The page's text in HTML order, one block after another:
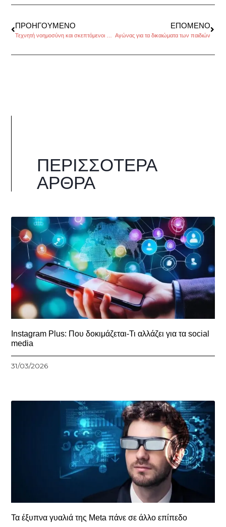
ΠΡΟΗΓΟΎΜΕΝΟ
Τεχνητή νοημοσύνη και σκεπτόμενοι άνθρωποι
ΕΠΌΜΕΝΟ
Αγώνας για τα δικαιώματα των παιδιών
ΠΕΡΙΣΣΌΤΕΡΑ
ΆΡΘΡΑ
Instagram Plus: Που δοκιμάζεται-Τι αλλάζει για τα social
media
31/03/2026
Τα έξυπνα γυαλιά της Meta πάνε σε άλλο επίπεδο